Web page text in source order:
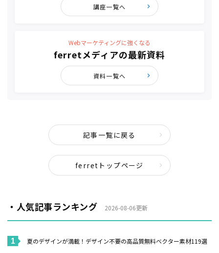
講座一覧へ
Webマーケティングに強くなる
ferretメディアの最新資料
資料一覧へ
記事一覧に戻る
ferretトップページ
・人気記事ランキング 2026-08-06更新
夏のデザインが満載！デザイン不要の高品質無料ベクター素材119選